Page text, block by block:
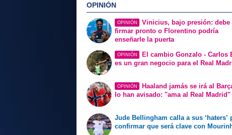
OPINIÓN
OPINIÓN
Vinicius, bajo presión: debe
firmar pronto o Florentino podría
enseñarle la puerta
OPINIÓN
El cambio Gonzalo - Carlos
es un gran negocio para el Real
OPINIÓN
Haaland jamás se irá al
lo han avisado: "ama al Real Madrid"
Jude Bellingham calla a sus ‘haters’
confirmar que será clave con